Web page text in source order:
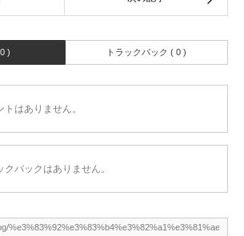
) トラックバック ( 0 )
はありません。
クバックはありません。